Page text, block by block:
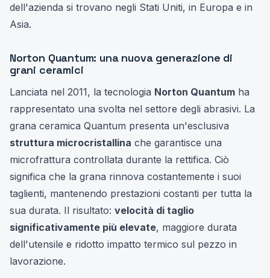
dell'azienda si trovano negli Stati Uniti, in Europa e in
Asia.
Norton Quantum: una nuova generazione di
grani ceramici
Lanciata nel 2011, la tecnologia Norton Quantum ha
rappresentato una svolta nel settore degli abrasivi. La
grana ceramica Quantum presenta un'esclusiva
struttura microcristallina che garantisce una
microfrattura controllata durante la rettifica. Ciò
significa che la grana rinnova costantemente i suoi
taglienti, mantenendo prestazioni costanti per tutta la
sua durata. Il risultato: velocità di taglio
significativamente più elevate, maggiore durata
dell'utensile e ridotto impatto termico sul pezzo in
lavorazione.